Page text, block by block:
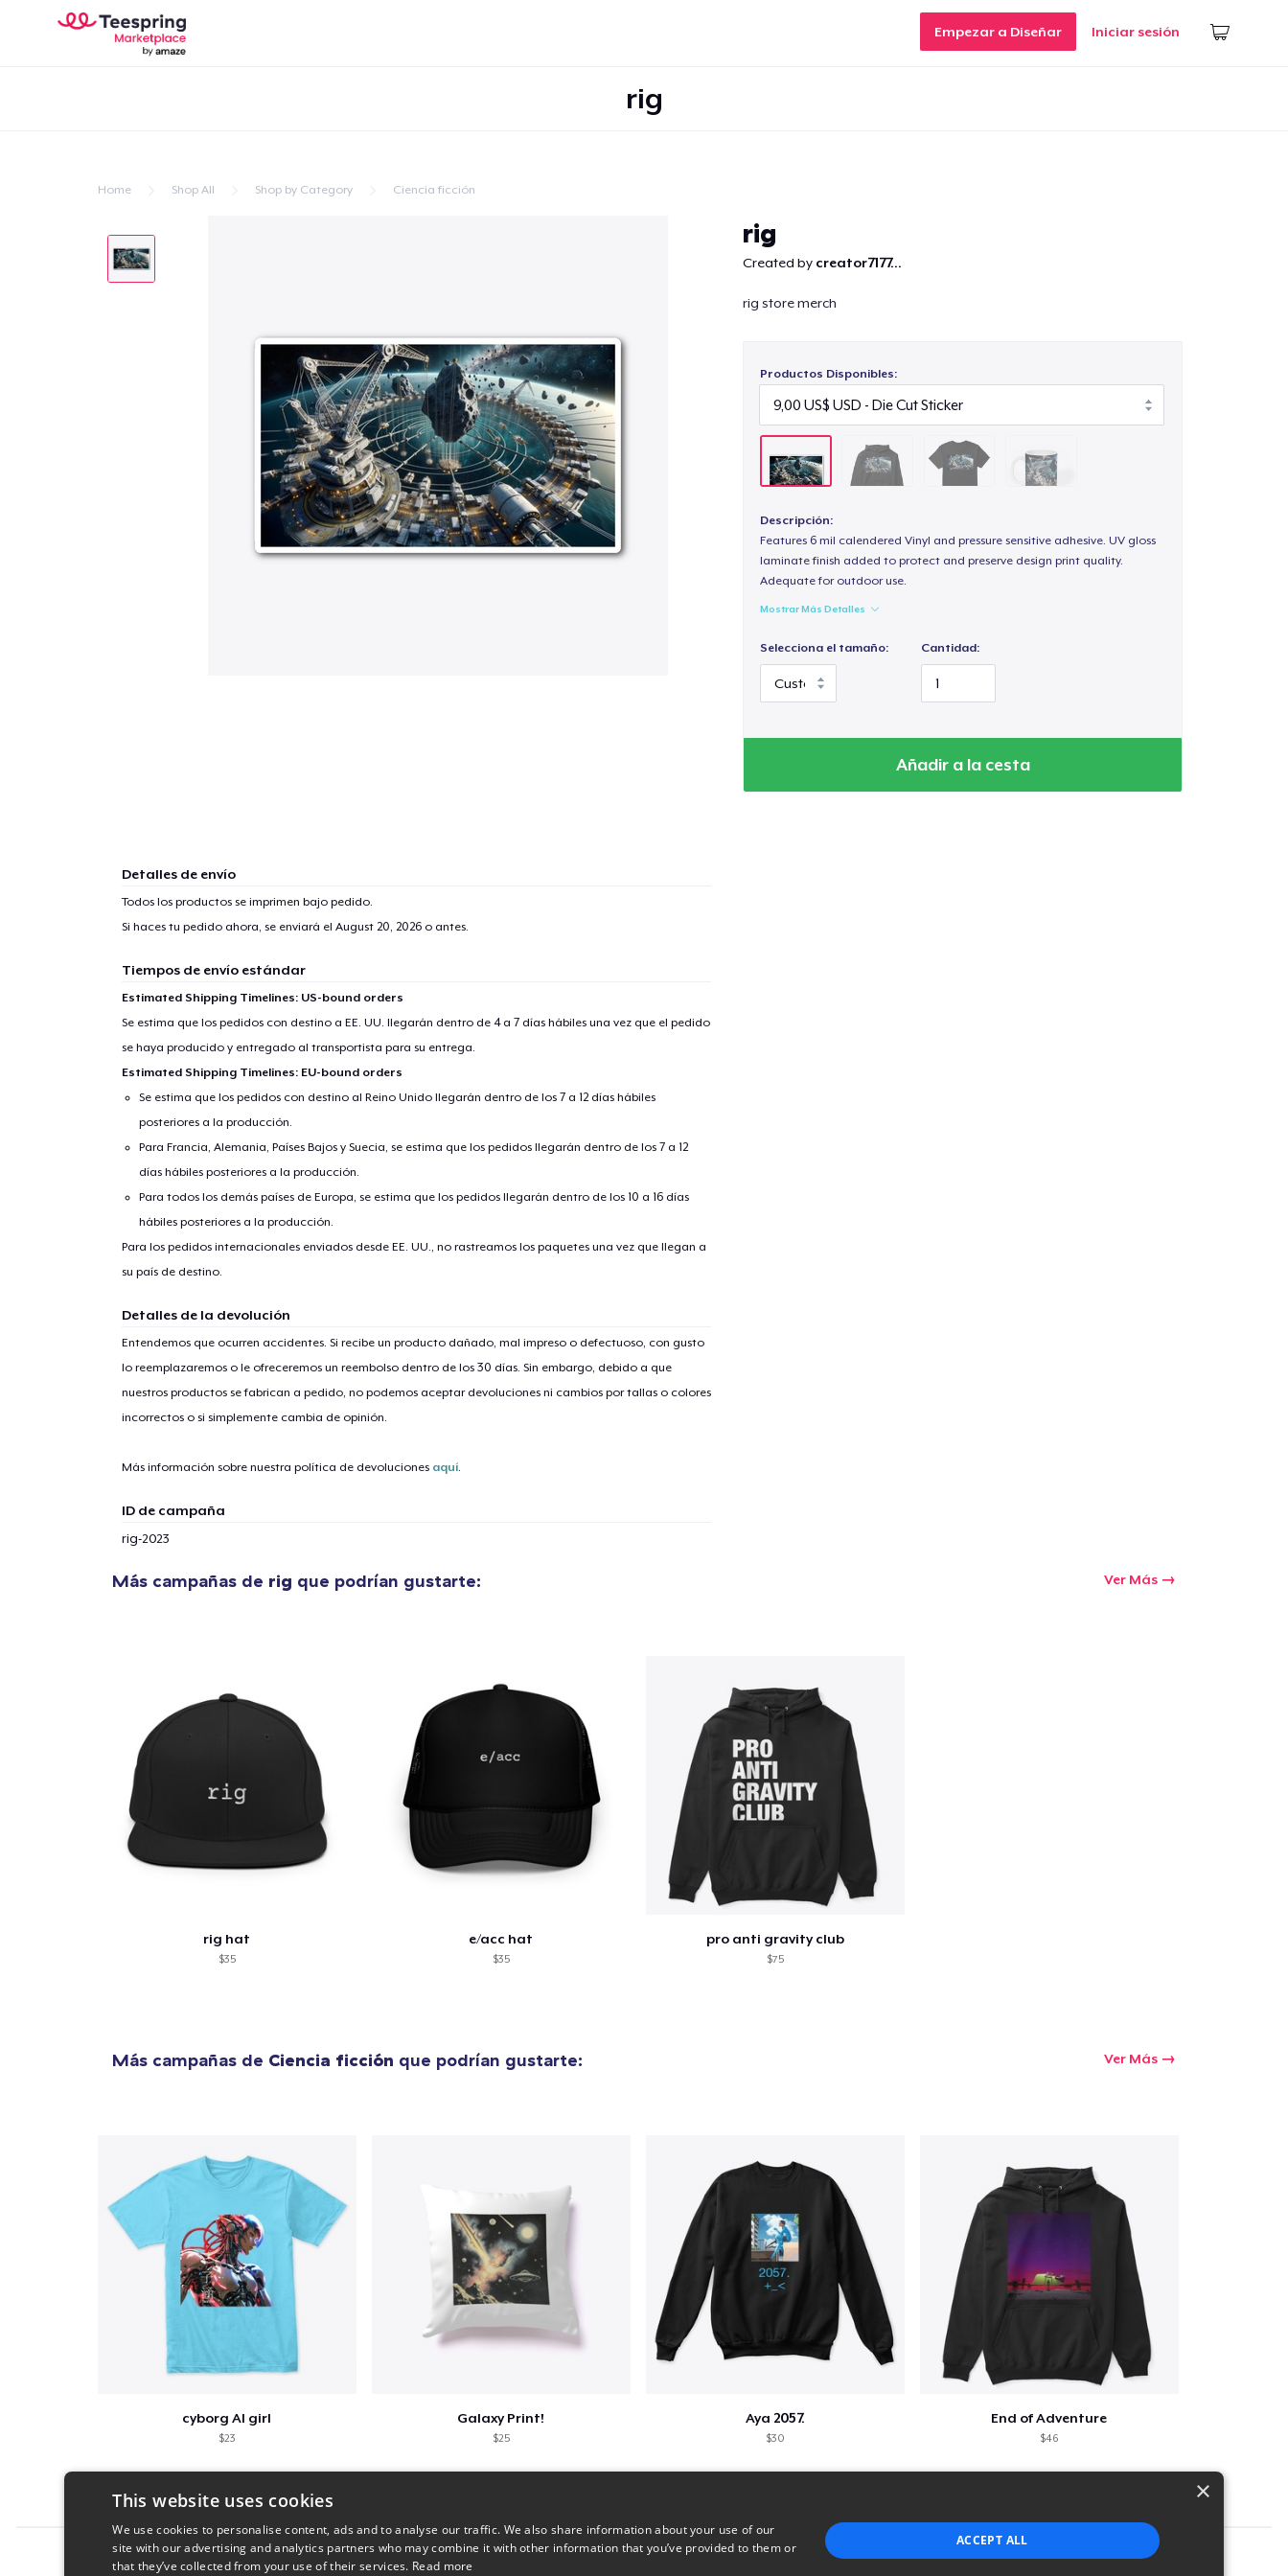
Empezar a Diseñar Iniciar sesión
rig
Home Shop All Shop by Category Ciencia ficción
rig
Created by creator7177...
rig store merch
Productos Disponibles:
Descripción:
Features 6 mil calendered Vinyl and pressure sensitive adhesive. UV gloss
laminate finish added to protect and preserve design print quality.
Adequate for outdoor use.
Mostrar Más Detalles
Selecciona el tamaño: Cantidad:
Añadir a la cesta
Detalles de envío
Todos los productos se imprimen bajo pedido.
Si haces tu pedido ahora, se enviará el August 20, 2026o antes.
Tiempos de envío estándar
Estimated Shipping Timelines: US-bound orders
Se estima que los pedidos con destino a EE. UU. llegarán dentro de 4 a 7 días hábiles una vez que el pedido
se haya producido y entregado al transportista para su entrega.
Estimated Shipping Timelines: EU-bound orders
Se estima que los pedidos con destino al Reino Unido llegarán dentro de los 7 a 12 días hábiles
posteriores a la producción.
Para Francia, Alemania, Países Bajos y Suecia, se estima que los pedidos llegarán dentro de los 7 a 12
días hábiles posteriores a la producción.
Para todos los demás países de Europa, se estima que los pedidos llegarán dentro de los 10 a 16 días
hábiles posteriores a la producción.
Para los pedidos internacionales enviados desde EE. UU., no rastreamos los paquetes una vez que llegan a
su país de destino.
Detalles de la devolución
Entendemos que ocurren accidentes. Si recibe un producto dañado, mal impreso o defectuoso, con gusto
lo reemplazaremos o le ofreceremos un reembolso dentro de los 30 días. Sin embargo, debido a que
nuestros productos se fabrican a pedido, no podemos aceptar devoluciones ni cambios por tallas o colores
incorrectos o si simplemente cambia de opinión.
Más información sobre nuestra política de devoluciones aquí.
ID de campaña
rig-2023
Más campañas de rig que podrían gustarte: Ver Más
rig hat
$35
e/acc hat
$35
pro anti gravity club
$75
Más campañas de Ciencia ficción que podrían gustarte: Ver Más
cyborg AI girl
$23
Galaxy Print!
$25
Aya 2057.
$30
End of Adventure
$46
Report this product
1artículo añadido al carrito
9,00 US$
Classic Crew Neck T-Shirt
15,99 US$
×
This website uses cookies
We use cookies to personalise content, ads and to analyse our traffic. We also share information about your use of our
site with our advertising and analytics partners who may combine it with other information that you’ve provided to them or
that they’ve collected from your use of their services. Read more
ACCEPT ALL